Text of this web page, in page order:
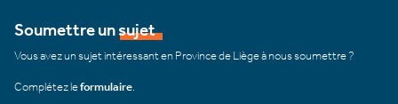
Soumettre un sujet
Vous avez un sujet intéressant en Province de Liège à nous soumettre ?
Complétez leformulaire